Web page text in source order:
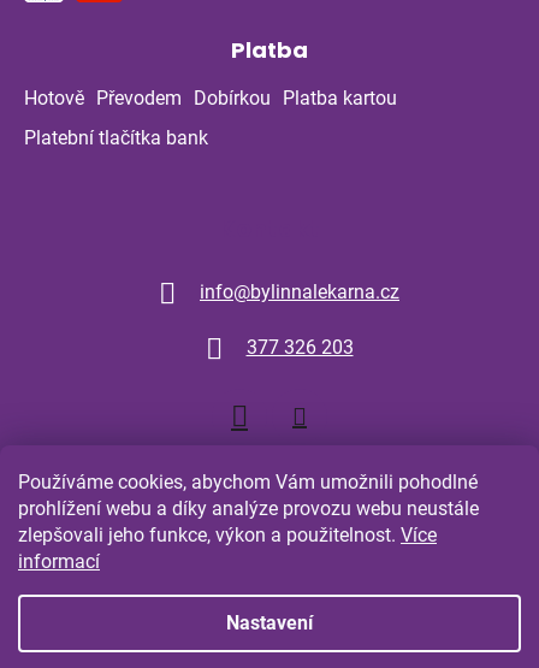
Používáme cookies, abychom Vám umožnili pohodlné
prohlížení webu a díky analýze provozu webu neustále
zlepšovali jeho funkce, výkon a použitelnost. Více
informací
Nastavení
Platba
Hotově Převodem Dobírkou
Platba kartou
Platební tlačítka bank
info@bylinnalekarna.cz
377 326 203
Shoptet.cz Comgate.cz